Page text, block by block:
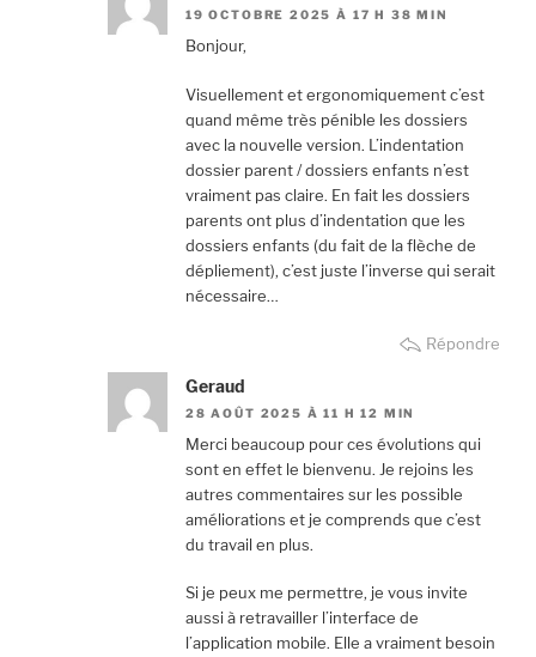
19 OCTOBRE 2025 À 17 H 38 MIN
Bonjour,
Visuellement et ergonomiquement c’est
quand même très pénible les dossiers
avec la nouvelle version. L’indentation
dossier parent / dossiers enfants n’est
vraiment pas claire. En fait les dossiers
parents ont plus d’indentation que les
dossiers enfants (du fait de la flèche de
dépliement), c’est juste l’inverse qui serait
nécessaire…
Répondre
Geraud
28 AOÛT 2025 À 11 H 12 MIN
Merci beaucoup pour ces évolutions qui
sont en effet le bienvenu. Je rejoins les
autres commentaires sur les possible
améliorations et je comprends que c’est
du travail en plus.
Si je peux me permettre, je vous invite
aussi à retravailler l’interface de
l’application mobile. Elle a vraiment besoin